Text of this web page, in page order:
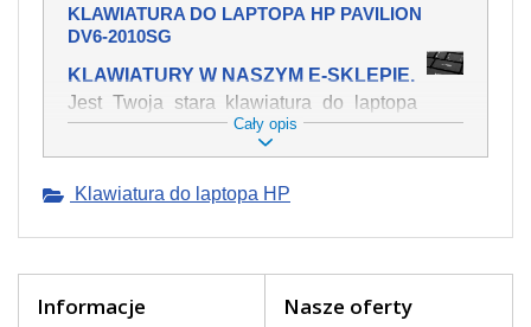
KLAWIATURA DO LAPTOPA HP PAVILION
DV6-2010SG
KLAWIATURY W NASZYM E-SKLEPIE.
Jest Twoja stara klawiatura do laptopa
HP Pavilion dv6-2010sg mechanicznie
uszkodzona, polałeś ją płynem, który
swojej pozycji? Kup nową klawiaturę,
Oferujemy oryginalne klawiatury w
stronie internetowej ją znajdziesz za
Cały opis
Klawiatura do laptopa HP
Informacje Nasze oferty